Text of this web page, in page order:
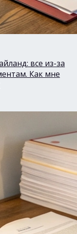
все из-за
Как мне